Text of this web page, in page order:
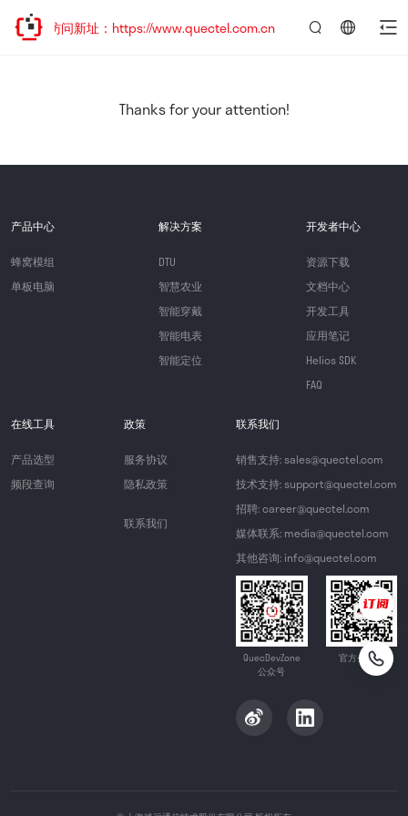
，欢迎访问新址：https://www.quectel.com.cn
Thanks for your attention!
产品中心
蜂窝模组
单板电脑
解决方案
DTU
智慧农业
智能穿戴
智能电表
智能定位
开发者中心
资源下载
文档中心
开发工具
应用笔记
Helios SDK
FAQ
在线工具
产品选型
频段查询
政策
服务协议
隐私政策
联系我们
联系我们
销售支持: sales@quectel.com
技术支持: support@quectel.com
招聘: career@quectel.com
媒体联系: media@quectel.com
其他咨询: info@quectel.com
QuecDevZone
公众号
官方公众号